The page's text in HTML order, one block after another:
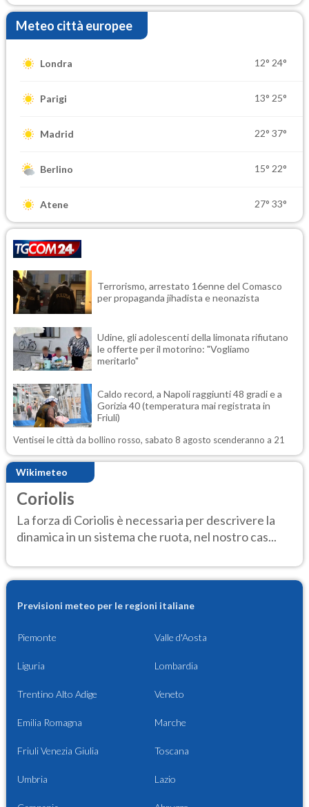
Meteo città europee
Londra 12° 24°
Parigi 13° 25°
Madrid 22° 37°
Berlino 15° 22°
Atene 27° 33°
Terrorismo, arrestato 16enne del Comasco
per propaganda jihadista e neonazista
Udine, gli adolescenti della limonata rifiutano
le offerte per il motorino: "Vogliamo
meritarlo"
Caldo record, a Napoli raggiunti 48 gradi e a
Gorizia 40 (temperatura mai registrata in
Friuli)
Ventisei le città da bollino rosso, sabato 8 agosto scenderanno a 21
Wikimeteo
Coriolis
La forza di Coriolis è necessaria per descrivere la
dinamica in un sistema che ruota, nel nostro cas...
Previsioni meteo per le regioni italiane
Piemonte Valle d'Aosta
Liguria Lombardia
Trentino Alto Adige Veneto
Emilia Romagna Marche
Friuli Venezia Giulia Toscana
Umbria Lazio